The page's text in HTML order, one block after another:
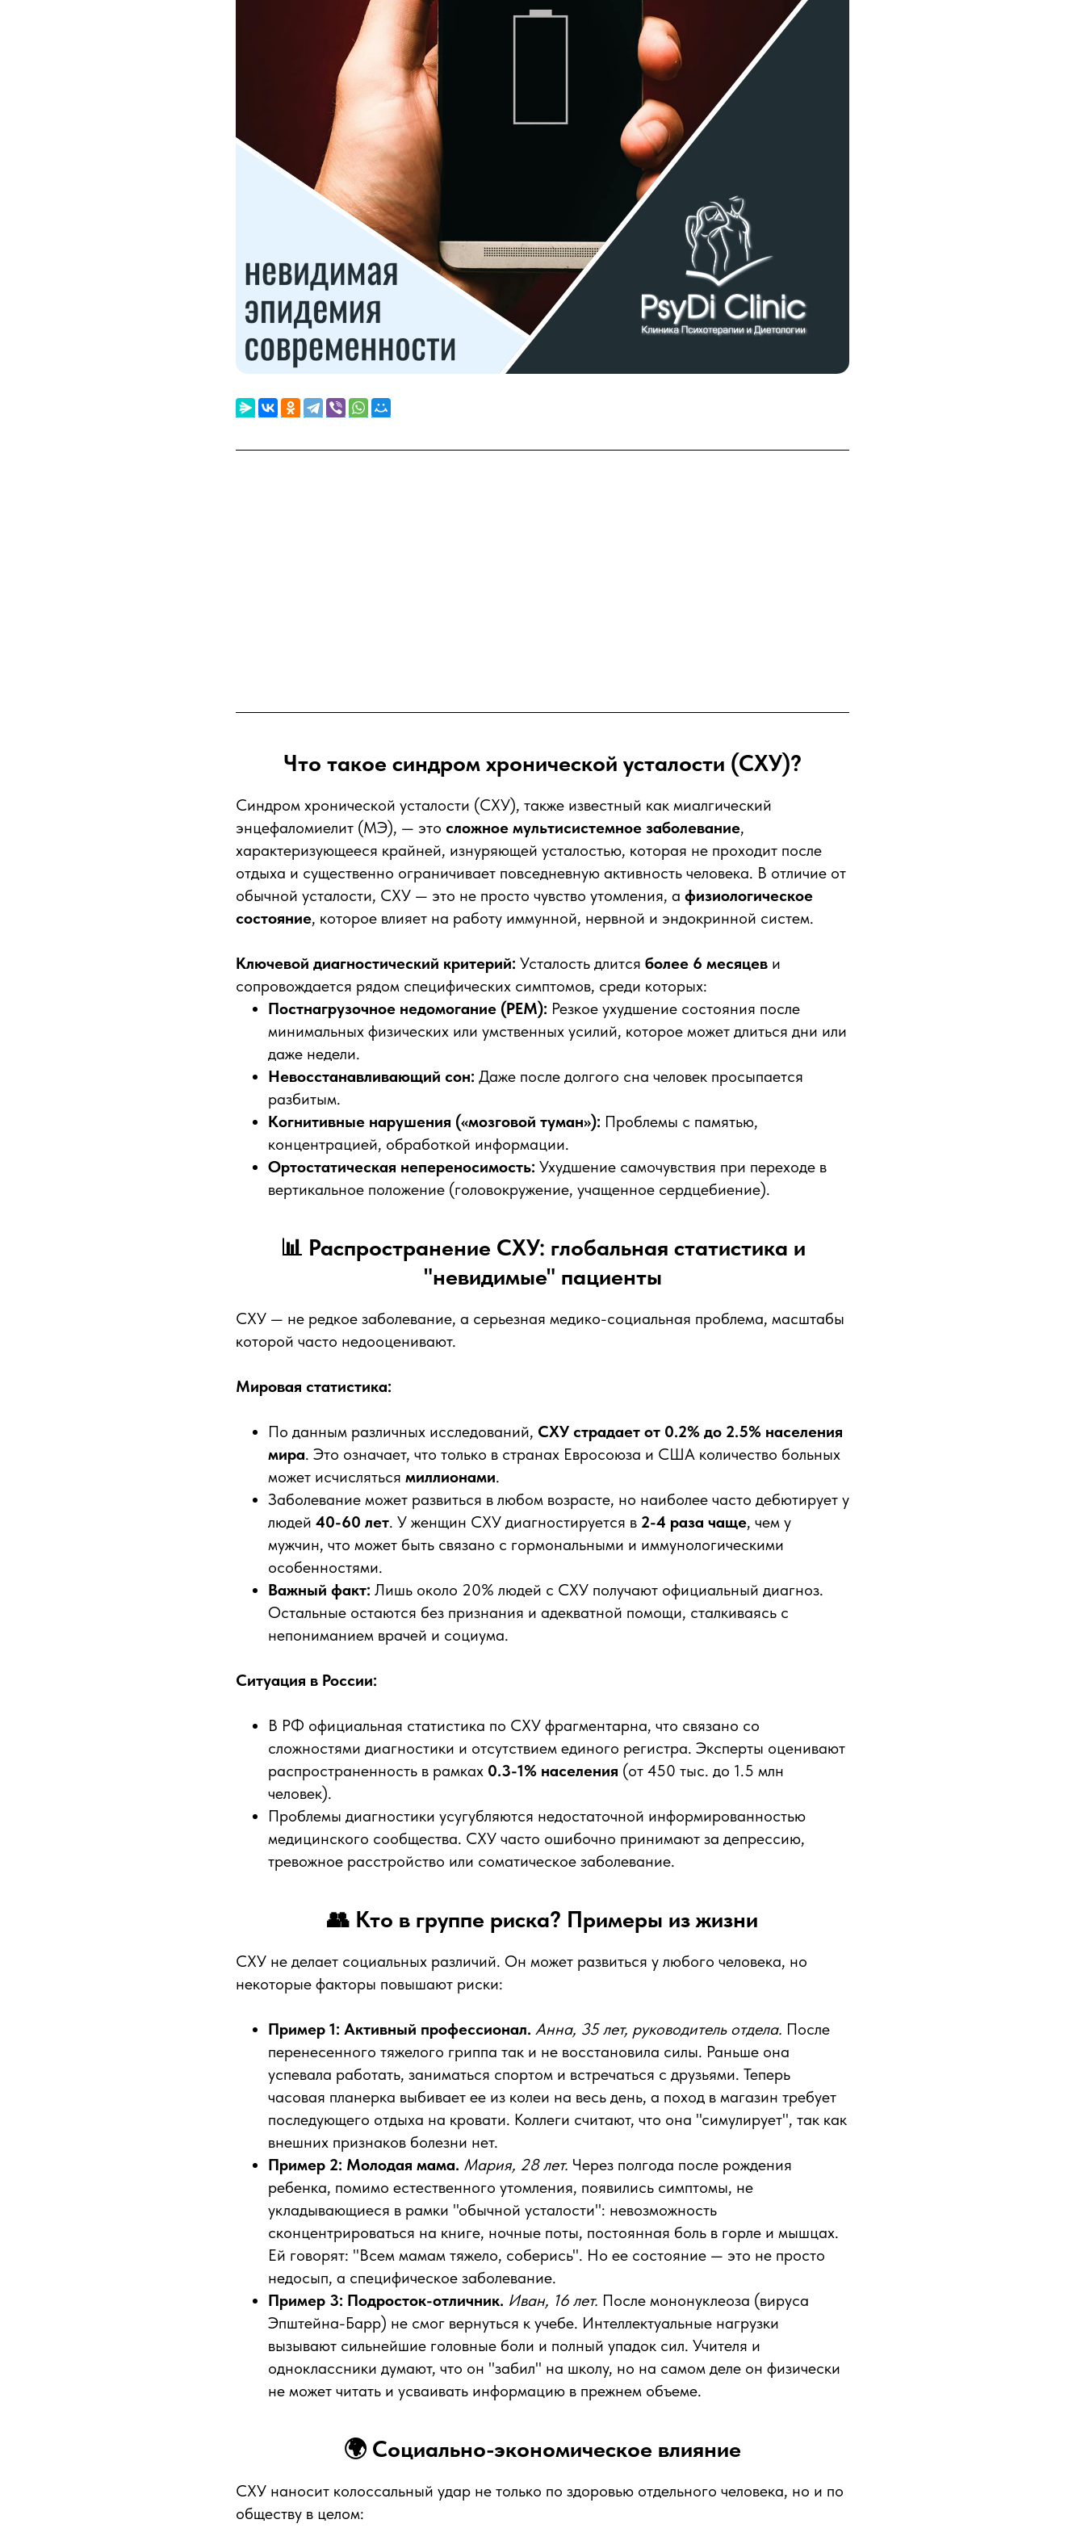
Что такое синдром хронической усталости (СХУ)?
Синдром хронической усталости (СХУ), также известный как миалгический
энцефаломиелит (МЭ), — это сложное мультисистемное заболевание,
характеризующееся крайней, изнуряющей усталостью, которая не проходит после
отдыха и существенно ограничивает повседневную активность человека. В отличие от
обычной усталости, СХУ — это не просто чувство утомления, а физиологическое
состояние, которое влияет на работу иммунной, нервной и эндокринной систем.
Ключевой диагностический критерий: Усталость длится более 6 месяцев и
сопровождается рядом специфических симптомов, среди которых:
Постнагрузочное недомогание (PEM): Резкое ухудшение состояния после
минимальных физических или умственных усилий, которое может длиться дни или
даже недели.
Невосстанавливающий сон: Даже после долгого сна человек просыпается
разбитым.
Когнитивные нарушения («мозговой туман»): Проблемы с памятью,
концентрацией, обработкой информации.
Ортостатическая непереносимость: Ухудшение самочувствия при переходе в
вертикальное положение (головокружение, учащенное сердцебиение).
📊 Распространение СХУ: глобальная статистика и
"невидимые" пациенты
СХУ — не редкое заболевание, а серьезная медико-социальная проблема, масштабы
которой часто недооценивают.
Мировая статистика:
По данным различных исследований, СХУ страдает от 0.2% до 2.5% населения
мира. Это означает, что только в странах Евросоюза и США количество больных
может исчисляться миллионами.
Заболевание может развиться в любом возрасте, но наиболее часто дебютирует у
людей 40-60 лет. У женщин СХУ диагностируется в 2-4 раза чаще, чем у
мужчин, что может быть связано с гормональными и иммунологическими
особенностями.
Важный факт: Лишь около 20% людей с СХУ получают официальный диагноз.
Остальные остаются без признания и адекватной помощи, сталкиваясь с
непониманием врачей и социума.
Ситуация в России:
В РФ официальная статистика по СХУ фрагментарна, что связано со
сложностями диагностики и отсутствием единого регистра. Эксперты оценивают
распространенность в рамках 0.3-1% населения (от 450 тыс. до 1.5 млн
человек).
Проблемы диагностики усугубляются недостаточной информированностью
медицинского сообщества. СХУ часто ошибочно принимают за депрессию,
тревожное расстройство или соматическое заболевание.
👥 Кто в группе риска? Примеры из жизни
СХУ не делает социальных различий. Он может развиться у любого человека, но
некоторые факторы повышают риски:
Пример 1: Активный профессионал. Анна, 35 лет, руководитель отдела. После
перенесенного тяжелого гриппа так и не восстановила силы. Раньше она
успевала работать, заниматься спортом и встречаться с друзьями. Теперь
часовая планерка выбивает ее из колеи на весь день, а поход в магазин требует
последующего отдыха на кровати. Коллеги считают, что она "симулирует", так как
внешних признаков болезни нет.
Пример 2: Молодая мама. Мария, 28 лет. Через полгода после рождения
ребенка, помимо естественного утомления, появились симптомы, не
укладывающиеся в рамки "обычной усталости": невозможность
сконцентрироваться на книге, ночные поты, постоянная боль в горле и мышцах.
Ей говорят: "Всем мамам тяжело, соберись". Но ее состояние — это не просто
недосып, а специфическое заболевание.
Пример 3: Подросток-отличник. Иван, 16 лет. После мононуклеоза (вируса
Эпштейна-Барр) не смог вернуться к учебе. Интеллектуальные нагрузки
вызывают сильнейшие головные боли и полный упадок сил. Учителя и
одноклассники думают, что он "забил" на школу, но на самом деле он физически
не может читать и усваивать информацию в прежнем объеме.
🌍 Социально-экономическое влияние
СХУ наносит колоссальный удар не только по здоровью отдельного человека, но и по
обществу в целом: